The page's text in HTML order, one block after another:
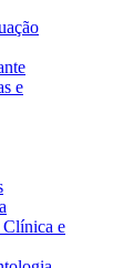
e
Clínica e